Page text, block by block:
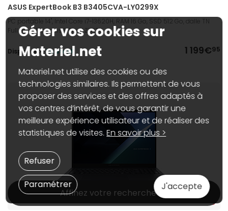
ASUS ExpertBook B3 B3405CVA-LY0299X
PC portable 14", Intel Core i7-13620H, RAM 16 Go, SSD 512 Go, dalle TN
Full HD+, Windows 11 Pro, AZERTY
1 199€95
Dispo web :En stock
Affinez votre recherche
Gérer vos cookies sur
Materiel.net
Materiel.net utilise des cookies ou des
technologies similaires. Ils permettent de vous
proposer des services et des offres adaptés à
vos centres d’intérêt, de vous garantir une
meilleure expérience utilisateur et de réaliser des
statistiques de visites.En savoir plus >
J'accepte
Paramétrer
Refuser